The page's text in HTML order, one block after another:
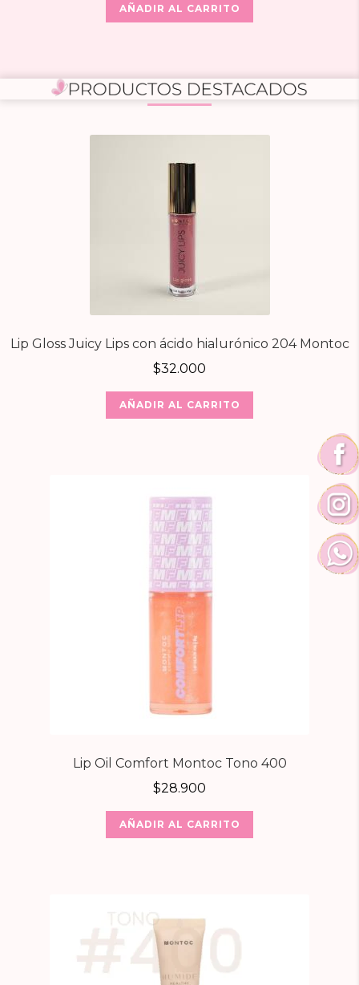
AÑADIR AL CARRITO
Lip Gloss Juicy Lips con ácido hialurónico 204 Montoc
$32.000
AÑADIR AL CARRITO
Lip Oil Comfort Montoc Tono 400
$28.900
AÑADIR AL CARRITO